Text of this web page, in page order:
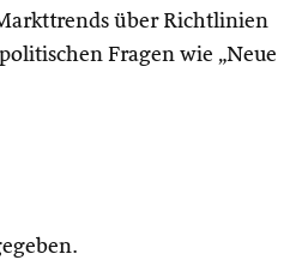
über Richtlinien
Fragen wie „Neue